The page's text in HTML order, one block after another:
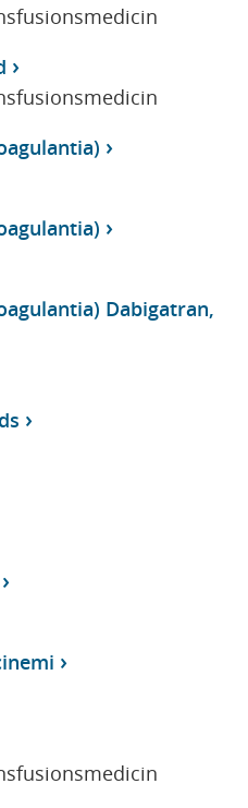
Dabigatran,